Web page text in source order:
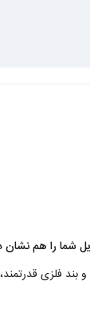
شما را هم نشان
فلزی